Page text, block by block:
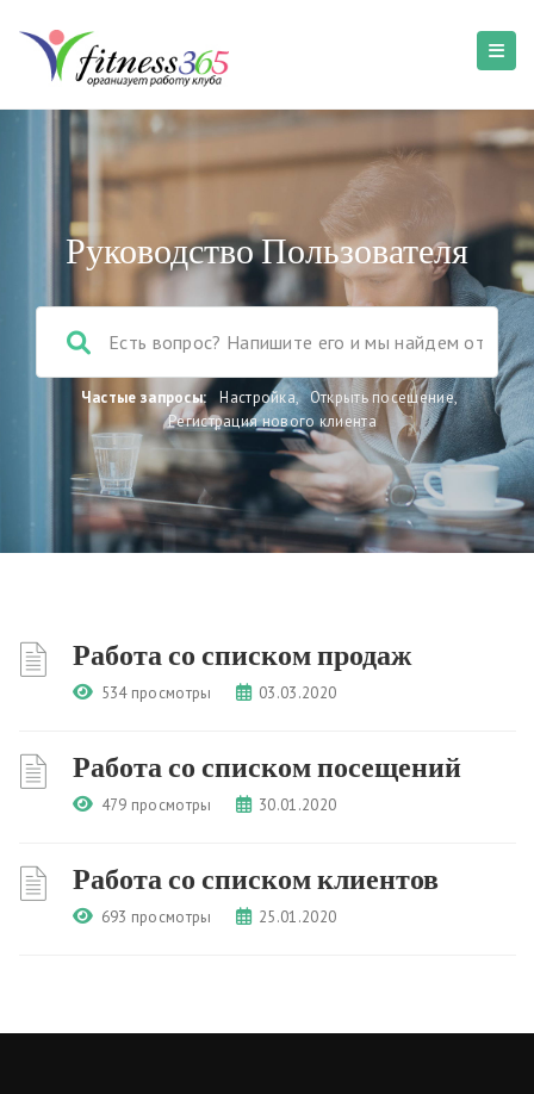
Руководство Пользователя
Частые запросы: Настройка, Открыть посещение,
Регистрация нового клиента
Работа со списком продаж
534 просмотры 03.03.2020
Работа со списком посещений
479 просмотры 30.01.2020
Работа со списком клиентов
693 просмотры 25.01.2020